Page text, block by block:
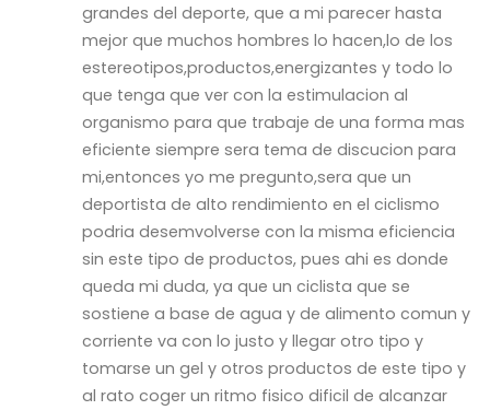
grandes del deporte, que a mi parecer hasta
mejor que muchos hombres lo hacen,lo de los
estereotipos,productos,energizantes y todo lo
que tenga que ver con la estimulacion al
organismo para que trabaje de una forma mas
eficiente siempre sera tema de discucion para
mi,entonces yo me pregunto,sera que un
deportista de alto rendimiento en el ciclismo
podria desemvolverse con la misma eficiencia
sin este tipo de productos, pues ahi es donde
queda mi duda, ya que un ciclista que se
sostiene a base de agua y de alimento comun y
corriente va con lo justo y llegar otro tipo y
tomarse un gel y otros productos de este tipo y
al rato coger un ritmo fisico dificil de alcanzar